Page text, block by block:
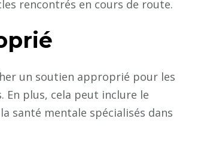
rencontrés en cours de route.
un soutien approprié pour les
plus, cela peut inclure le
santé mentale spécialisés dans